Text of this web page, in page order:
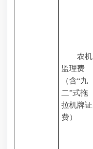
农机
监理费
（含“九
二”式拖
拉机牌证
费）